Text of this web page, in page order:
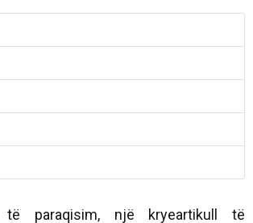
të paraqisim, një kryeartikull të